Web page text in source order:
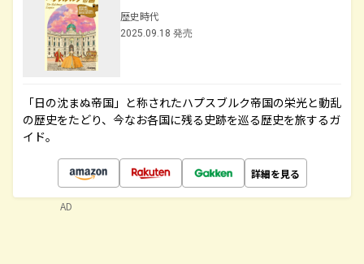
歴史時代
2025.09.18 発売
「日の沈まぬ帝国」と称されたハプスブルク帝国の栄光と動乱
の歴史をたどり、今なお各国に残る史跡を巡る歴史を旅するガ
イド。
詳細を見る
AD